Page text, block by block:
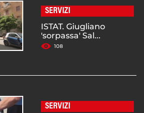
SERVIZI
ISTAT. Giugliano
'sorpassa' Sal...
108
SERVIZI